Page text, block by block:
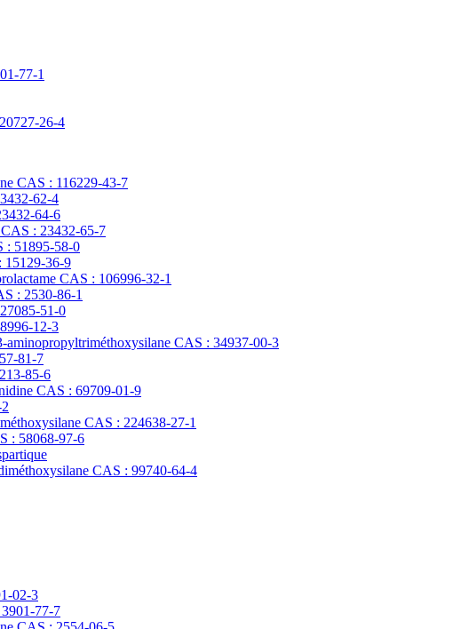
77-1
26-4
CAS : 116229-43-7
62-4
64-6
: 23432-65-7
: 51895-58-0
15129-36-9
CAS : 106996-32-1
: 2530-86-1
51-0
12-3
CAS : 34937-00-3
81-7
85-6
CAS : 69709-01-9
CAS : 224638-27-1
: 58068-97-6
CAS : 99740-64-4
02-3
77-7